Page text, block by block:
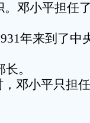
邓小平担任
年来到了中
。
邓小平只担